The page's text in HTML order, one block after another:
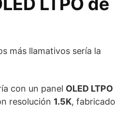
más llamativos sería la
con un panel OLED LTPO
resolución 1.5K, fabricado